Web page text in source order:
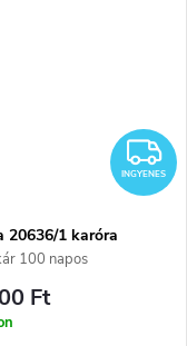
INGYENES
20636/1 karóra
100 napos
lehetőség. Hivatalos
Ft